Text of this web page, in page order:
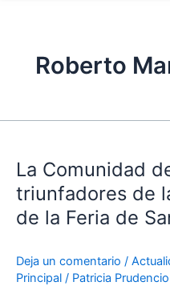
Roberto
La Comunidad
triunfadores de
de la Feria de
Deja un comentario /
Principal / Patricia
de
Madrid
elige
a
triunfadores
de